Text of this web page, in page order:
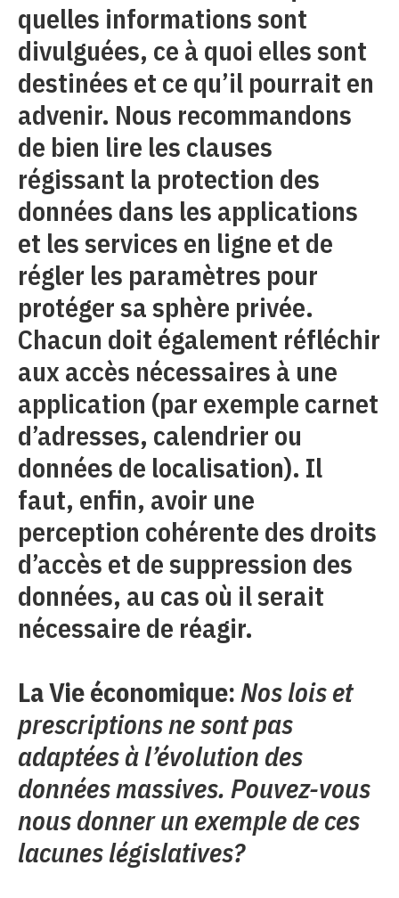
quelles informations sont
divulguées, ce à quoi elles sont
destinées et ce qu’il pourrait en
advenir. Nous recommandons
de bien lire les clauses
régissant la protection des
données dans les applications
et les services en ligne et de
régler les paramètres pour
protéger sa sphère privée.
Chacun doit également réfléchir
aux accès nécessaires à une
application (par exemple carnet
d’adresses, calendrier ou
données de localisation). Il
faut, enfin, avoir une
perception cohérente des droits
d’accès et de suppression des
données, au cas où il serait
nécessaire de réagir.
La Vie économique:Nos lois et
prescriptions ne sont pas
adaptées à l’évolution des
données massives. Pouvez-vous
nous donner un exemple de ces
lacunes législatives?